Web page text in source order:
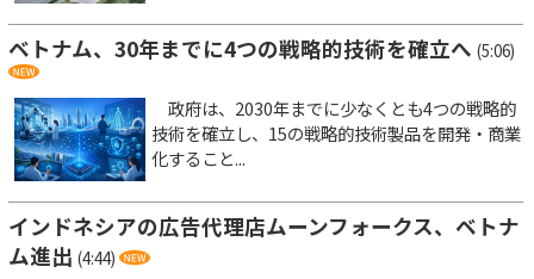
ベトナム、30年までに4つの戦略的技術を確立へ (5:06)
政府は、2030年までに少なくとも4つの戦略的
技術を確立し、15の戦略的技術製品を開発・商業
化すること...
インドネシアの広告代理店ムーンフォークス、ベトナ
ム進出 (4:44)